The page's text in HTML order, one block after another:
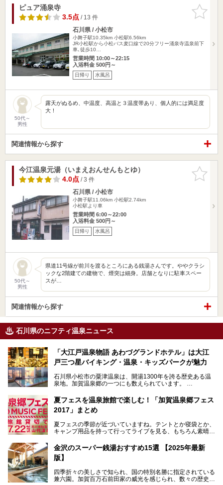
お気に入
りに追加
ピュア涌泉寺
3.5点/ 13 件
石川県 / 小松市
小舞子駅10.35km 小松駅6.56km
JR小松駅から小松バス麦口線で20分フリー涌泉寺温泉前下
車､徒歩10…
営業時間 10:00～22:15
入浴料金 500円～
日帰り 水風呂
50代～
男性
露天がぬるめ、中温度、高温と３温度帯あり、個人的には満足度
大！
関連情報から探す
お気に入
りに追加
今江温泉元湯（いまえおんせんもとゆ）
4.0点/ 3 件
石川県 / 小松市
小舞子駅11.06km 小松駅2.74km
小松駅より車
営業時間 6:00～22:00
入浴料金 500円～
日帰り 水風呂
50代～
男性
県道11号線が前川を渡るところにある銭湯さんです。ややクラシ
ックな2階建ての建物で、煙突は細身。店舗となりに駐車スペー
スが…
関連情報から探す
石川県のニフティ温泉ニュース
「大江戸温泉物語 あわづグランドホテル」は大江
戸三つ星バイキング・温泉・キッズパークが魅力
石川県小松市の粟津温泉は、開湯1300年を誇る歴史ある温
泉地。加賀温泉郷の一つにも数えられています。
その粟津温泉に建つ「大江戸温泉物語 あわづグランドホテ
ル」（以下、あわづグランドホテル）は客室数97室のホテ
ルで、昨年2024年12月に露天風呂を新設。充実したキッズ
2025年7月からは「大江戸三つ星バイキング」がスタート！
───
提供元：大江戸温泉物語ホテルズ＆リゾーツ株式会社【P
この記事は大江戸温泉物語 あわづグランドホテルのPR記事
です。
夏フェスを温泉旅館で楽しむ！「加賀温泉郷フェス
2017」まとめ
夏フェスの季節が近づいていますね。テントとか寝袋とか、
キャンプ用品を持って行ってライブを見る、もちろん素晴ら
いやでもね、暑いし汗や砂埃でドロドロになるしうるさくて
夜は寝られないし、若い時はそういうのが良かったんですけ
今、もうちょっと気楽なフェスはないかな、と探してたらあ
りましたよ！
金沢のスーパー銭湯おすすめ15選 【2025年最新
版】
四季折々の美しさで知られ、国の特別名勝に指定されている
兼六園。加賀百万石前田家の威光を感じられ、数々の歴史的